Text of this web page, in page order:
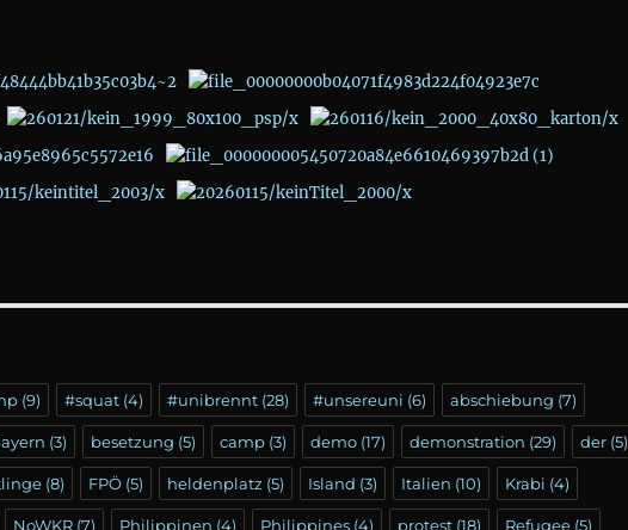
(9) #squat (4) #unibrennt (28) #unsereuni (6) abschiebung (7)
(3) besetzung (5) camp (3) demo (17) demonstration (29) der (5)
(8) FPÖ (5) heldenplatz (5) Island (3) Italien (10) Krabi (4)
NoWKR (7) Philippinen (4) Philippines (4) protest (18) Refugee (5)